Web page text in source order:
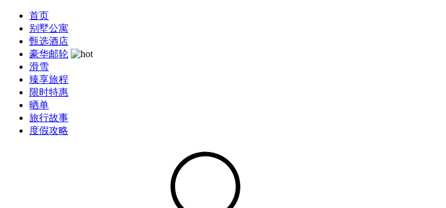
首页
别墅公寓
甄选酒店
豪华邮轮
滑雪
臻享旅程
限时特惠
晒单
旅行故事
度假攻略